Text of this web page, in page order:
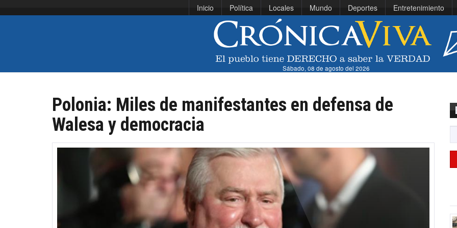
Inicio Política Locales Mundo Deportes Entretenimiento
Sábado, 08 de agosto del 2026
Polonia: Miles de manifestantes en defensa de
Walesa y democracia